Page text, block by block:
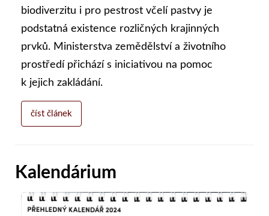
biodiverzitu i pro pestrost včelí pastvy je
podstatná existence rozličných krajinných
prvků. Ministerstva zemědělství a životního
prostředí přichází s iniciativou na pomoc
k jejich zakládání.
číst článek
Kalendárium